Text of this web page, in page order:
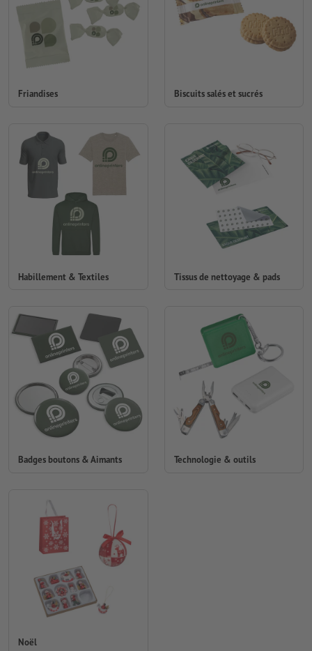
Friandises Biscuits salés et sucrés
Habillement & Textiles Tissus de nettoyage & pads
Badges boutons & Aimants Technologie & outils
Noël